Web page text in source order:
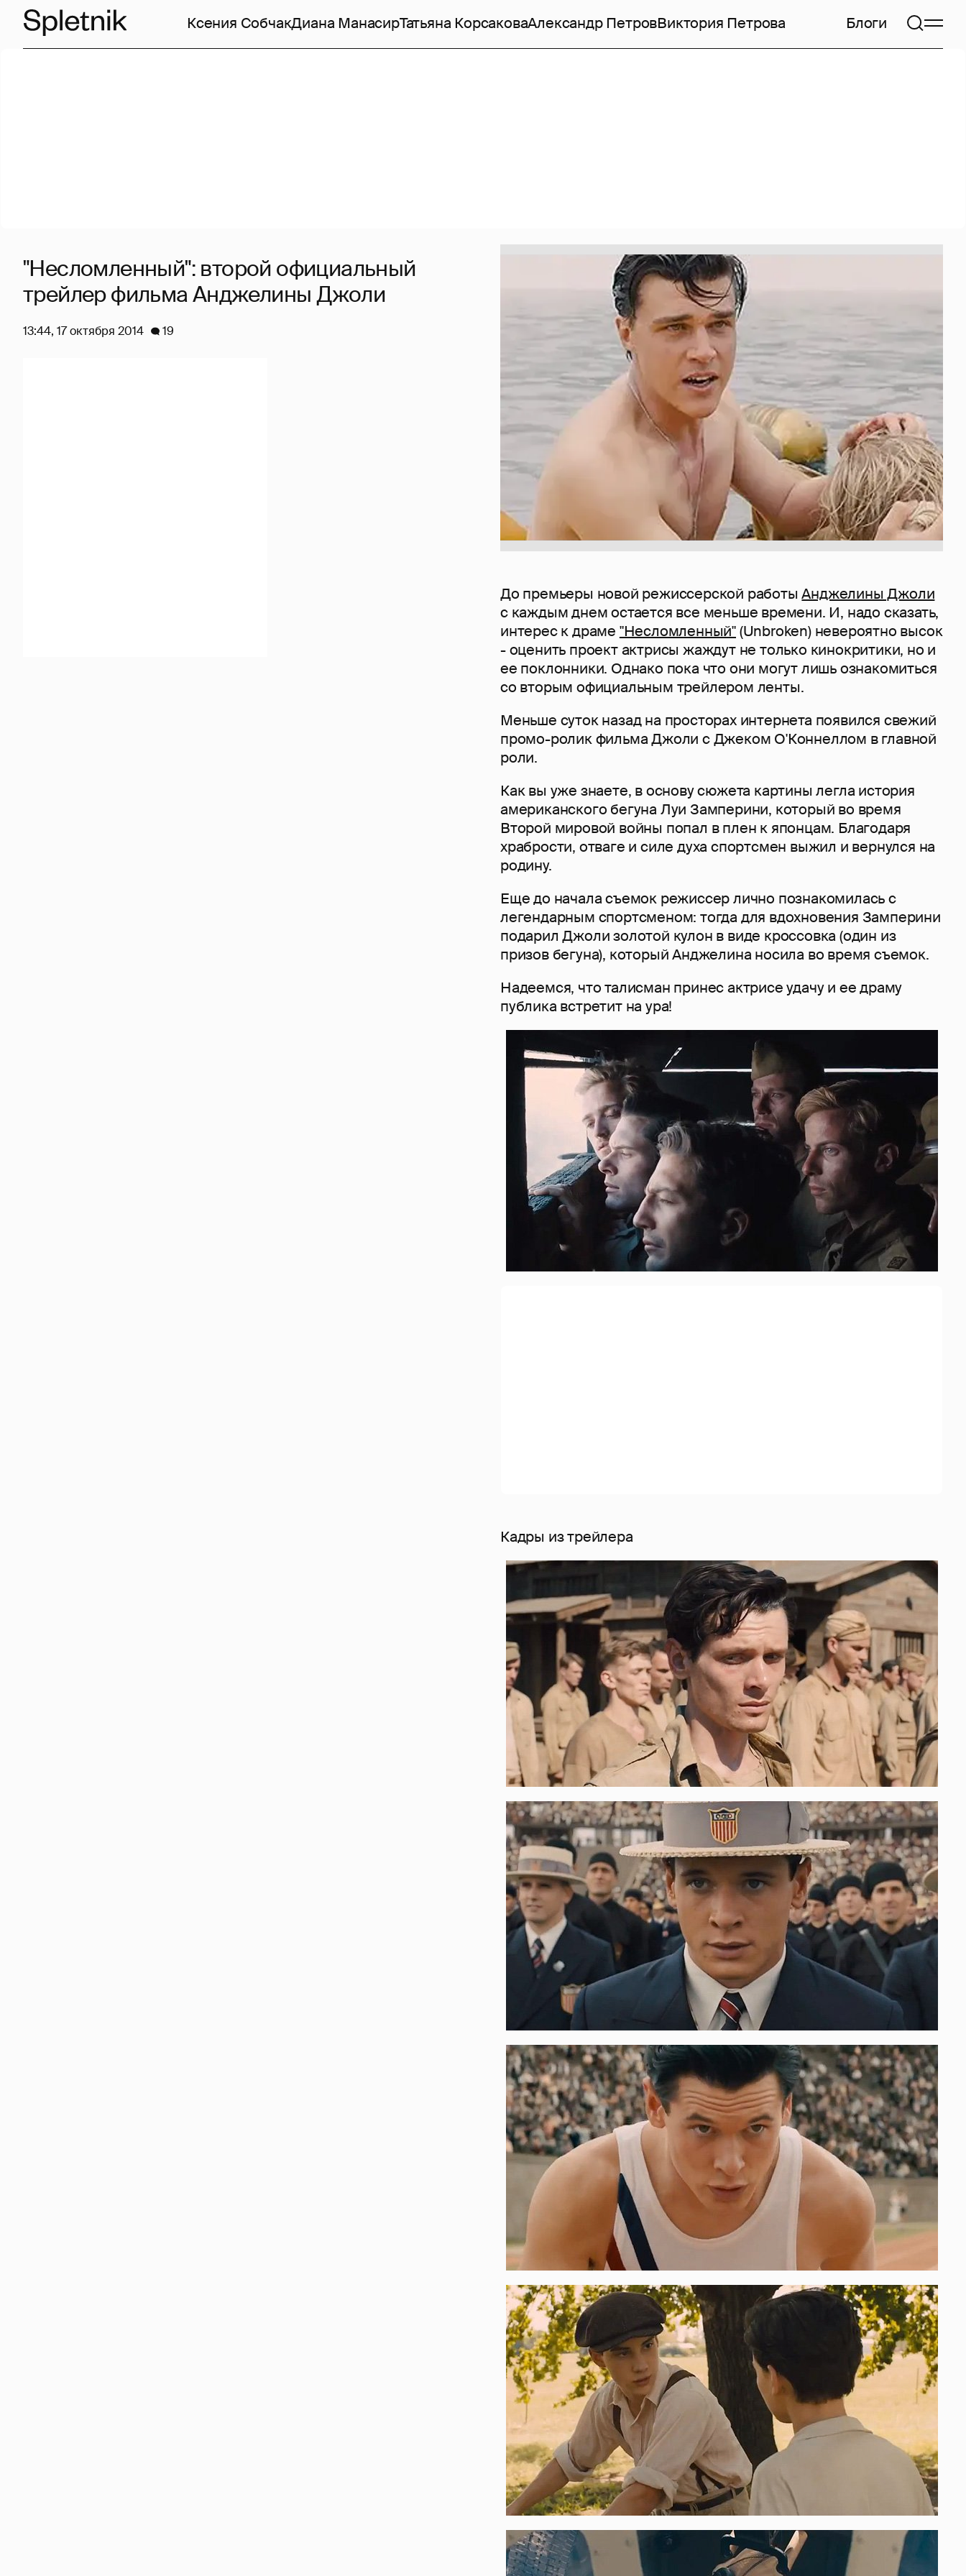
Ксения СобчакДиана МанасирТатьяна КорсаковаАлександр ПетровВиктория Петрова Блоги
До премьеры новой режиссерской работыАнджелины Джоли
с каждым днем остается все меньше времени. И, надо сказать,
интерес к драме "Несломленный"(Unbroken) невероятно высок
- оценить проект актрисы жаждут не только кинокритики, но и
ее поклонники. Однако пока что они могут лишь ознакомиться
со вторым официальным трейлером ленты.
Меньше суток назад на просторах интернета появился свежий
промо-ролик фильма Джоли с Джеком О'Коннеллом в главной
роли.
Как вы уже знаете, в основу сюжета картины легла история
американского бегуна Луи Замперини, который во время
Второй мировой войны попал в плен к японцам. Благодаря
храбрости, отваге и силе духа спортсмен выжил и вернулся на
родину.
Еще до начала съемок режиссер лично познакомилась с
легендарным спортсменом: тогда для вдохновения Замперини
подарил Джоли золотой кулон в виде кроссовка (один из
призов бегуна), который Анджелина носила во время съемок.
Надеемся, что талисман принес актрисе удачу и ее драму
публика встретит на ура!
Кадры из трейлера
"Несломленный": второй официальный
трейлер фильма Анджелины Джоли
13:44, 17 октября 2014 19